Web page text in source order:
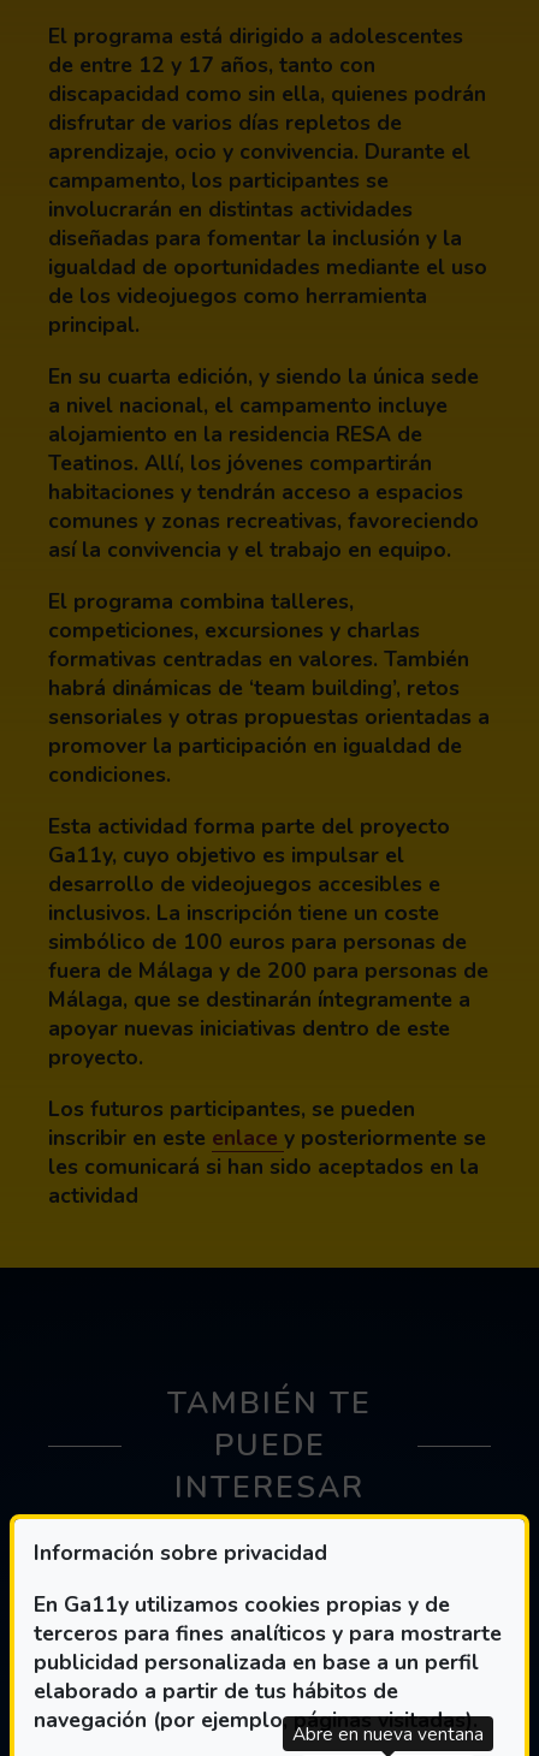
Información sobre privacidad
En Ga11y utilizamos cookies propias y de
terceros para fines analíticos y para mostrarte
publicidad personalizada en base a un perfil
elaborado a partir de tus hábitos de
navegación (por ejemplo, páginas visitadas).
Abre en nueva ventana
El programa está dirigido a adolescentes
de entre 12 y 17 años, tanto con
discapacidad como sin ella, quienes podrán
disfrutar de varios días repletos de
aprendizaje, ocio y convivencia. Durante el
campamento, los participantes se
involucrarán en distintas actividades
diseñadas para fomentar la inclusión y la
igualdad de oportunidades mediante el uso
de los videojuegos como herramienta
principal.
En su cuarta edición, y siendo la única sede
a nivel nacional, el campamento incluye
alojamiento en la residencia RESA de
Teatinos. Allí, los jóvenes compartirán
habitaciones y tendrán acceso a espacios
comunes y zonas recreativas, favoreciendo
así la convivencia y el trabajo en equipo.
El programa combina talleres,
competiciones, excursiones y charlas
formativas centradas en valores. También
habrá dinámicas de ‘team building’, retos
sensoriales y otras propuestas orientadas a
promover la participación en igualdad de
condiciones.
Esta actividad forma parte del proyecto
Ga11y, cuyo objetivo es impulsar el
desarrollo de videojuegos accesibles e
inclusivos. La inscripción tiene un coste
simbólico de 100 euros para personas de
fuera de Málaga y de 200 para personas de
Málaga, que se destinarán íntegramente a
apoyar nuevas iniciativas dentro de este
proyecto.
Los futuros participantes, se pueden
inscribir en este enlace (Abre en nueva ventana)
y posteriormente se
les comunicará si han sido aceptados en la
actividad
TAMBIÉN TE
PUEDE
INTERESAR